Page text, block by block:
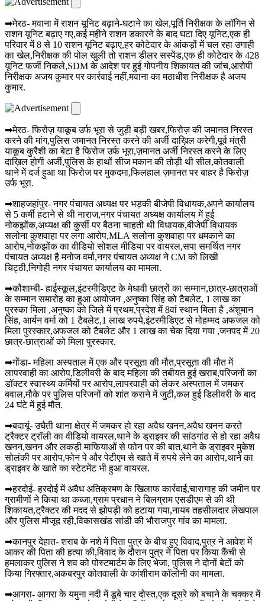
➡मेरठ- मवाना में राशन यूनिट बढ़ाने-घटाने का खेल,पूर्ति निरीक्षक के लॉगिन से
राशन यूनिट बढ़ाए गए,कई महीने राशन डकारने के बाद घटा दिए यूनिट,एक ही
परिवार में 8 से 10 राशन यूनिट बढ़ाए,हर कोटेदार के आंकड़ों में चल रहा उगाही
का खेल,निरीक्षक की पोल खुली तो राशन डीलर सस्पेंड,एक ही कोटेदार के 428
यूनिट फर्जी निकले,SDM के आदेश पर हुई गोपनीय शिकायत की जांच,आरोपी
निरीक्षक अजय कुमार पर कार्रवाई नहीं,मवाना का मठाधीश निरीक्षक है अजय
कुमार.
➡मेरठ- फिरोज़ याकूब उर्फ भूरा से जुड़ी बड़ी खबर,फिरोज़ की जमानत निरस्त
करने की मांग,पुलिस जमानत निरस्त करने की अर्जी दाख़िल करेगी,पूर्व मंत्री
याकूब कुरैशी का बेटा है फिरोज उर्फ भूरा,ज़मानत अर्जी निरस्त करने के लिए
दाख़िल होगी अर्जी,पुलिस के हाथों सीज मकान की तोड़ी थी सील,कोतवाली
थाने में दर्ज हुआ था फिरोज पर मुकदमा,फिलहाल ज़मानत पर बाहर है फिरोज़
उर्फ भूरा.
➡शाहजहांपुर- नगर पंचायत अध्यक्ष पर भड़की बीजेपी विधायक,अपने कार्यालय
से 5 कर्मी हटाने से थी नाराज,नगर पंचायत अध्यक्ष कार्यालय में हुई
नोकझोंक,अध्यक्ष की कुर्सी पर बैठना चाहती थी विधायक,बीजेपी विधायक
सलोना कुशवाहा पर लगा आरोप,MLA सलोना कुशवाहा पर धमकाने का
आरोप,नोकझोंक का वीडियो सोशल मीडिया पर वायरल,सपा समर्थित नगर
पंचायत अध्यक्ष है मनोज वर्मा,नगर पंचायत अध्यक्ष ने CM को लिखी
चिट्ठी,निगोही नगर पंचायत कार्यालय का मामला.
➡कौशाम्बी- हाईस्कूल,इंटरमीडिएट के मेधावी छात्रों का सम्मान,छात्र-छात्राओं
के सम्मान समारोह का हुआ आयोजन ,अनुष्का सिंह को टैबलेट, 1 लाख का
पुरस्का मिला ,अनुष्का को जिले में प्रथम,प्रदेश में 8वां स्थान मिला है ,अंशुमान
सिंह, आर्यन वर्मा को 1 टैबलेट,1 लाख रुपये,इंटरमीडिएट से मोहम्मद अफजल को
मिला पुरस्कार,अफजल को टैबलेट और 1 लाख का चेक दिया गया ,जनपद में 20
छात्र-छात्राओं को मिला पुरस्कार.
➡गोंडा- महिला अस्पताल में एक और प्रसूता की मौत,प्रसूता की मौत में
लापरवाही का आरोप,डिलीवरी के बाद महिला की तबीयत हुई खराब,परिजनों का
डॉक्टर स्वास्थ्य कर्मियों पर आरोप,लापरवाही को लेकर अस्पताल में जमकर
बवाल,मौके पर पुलिस परिजनों को शांत कराने में जुटी,कल हुई डिलीवरी के बाद
24 घंटे में हुई मौत.
➡बदायूं- उघैती थाना क्षेत्र में जमकर हो रहा अवैध खनन,अवैध खनन करते
ट्रैक्टर ट्रॉली का वीडियो वायरल,थाने के ड्राइवर की सांठगांठ से हो रहा अवैध
खनन,खनन और लकड़ी माफियाओं से फोन पर की बात,थाने के ड्राइवर मुकेश
सोलंकी पर आरोप,फोन पे और पेटीएम से खाते में रुपये लेने का आरोप,थाने का
ड्राइवर के खाते का स्टेटमेंट भी हुआ वायरल.
➡हरदोई- हरदोई में अवैध अतिक्रमण के खिलाफ कार्रवाई,चारागाह की जमीन पर
ग्रामीणों ने किया था कब्जा,ग्राम प्रधान ने बिलग्राम एसडीएम से की थी
शिकायत,ट्रैक्टर की मदद से झोपड़ी को हटाया गया,नायब तहसीलदार लेखपाल
और पुलिस मौजूद रही,विकासखंड सांडी की भौराजपुर गांव का मामला.
➡कानपुर देहात- शराब के नशे में पिता पुत्र के बीच हुए विवाद,पुत्र ने आवेश में
आकर की पिता की हत्या की,विवाद के दौरान पुत्र ने पिता पर किया कैंची से
हमलाकर पुलिस ने शव को पोस्टमार्टम के लिए भेजा, पुलिस ने दोनों बेटों को
किया गिरफ्तार,अकबरपुर कोतवाली के कांशीराम कॉलोनी का मामला.
➡आगरा- आगरा के यमुना नदी में डूबे चार दोस्त,एक दूसरे को बचाने के चक्कर में